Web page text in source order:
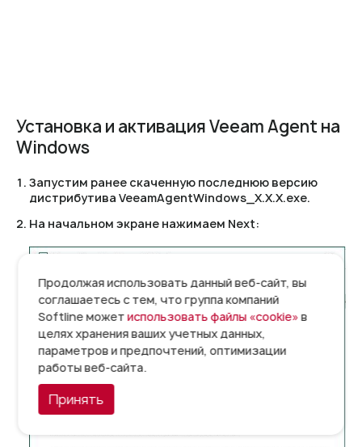
Установка и активация Veeam Agent на
Windows
Запустим ранее скаченную последнюю версию
дистрибутива VeeamAgentWindows_X.X.X.exe.
На начальном экране нажимаем Next:
Продолжая использовать данный веб-сайт, вы
соглашаетесь с тем, что группа компаний
Softline можетиспользовать файлы «cookie»в
целях хранения ваших учетных данных,
параметров и предпочтений, оптимизации
работы веб-сайта.
Принять